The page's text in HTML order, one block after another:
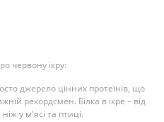
червону ікру:
джерело цінних протеїнів, що
рекордсмен. Білка в ікре – від
у м'ясі та птиці.